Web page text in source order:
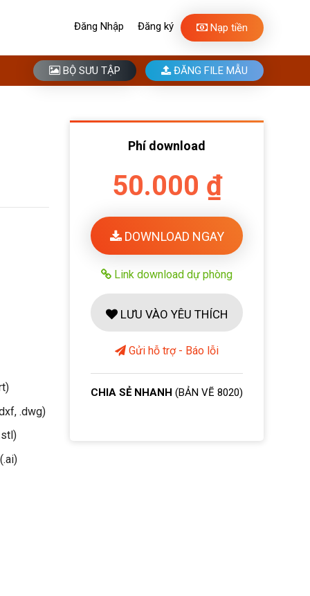
Đăng Nhập Đăng ký Nạp tiền
BỘ SƯU TẬP ĐĂNG FILE MẪU
.dwg)
Phí download
50.000 ₫
DOWNLOAD NGAY
Link download dự phòng
LƯU VÀO YÊU THÍCH
Gửi hỗ trợ - Báo lỗi
CHIA SẺ NHANH (BẢN VẼ 8020)